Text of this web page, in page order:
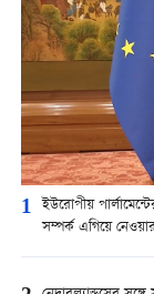
1 ইউরোপীয়
সম্পর্ক এগিয়ে